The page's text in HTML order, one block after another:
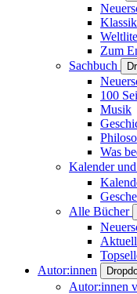
Zum
Sachbuch
100
Musik
Was
Kalender
Alle Bücher
Autor:innen
Autor:innen